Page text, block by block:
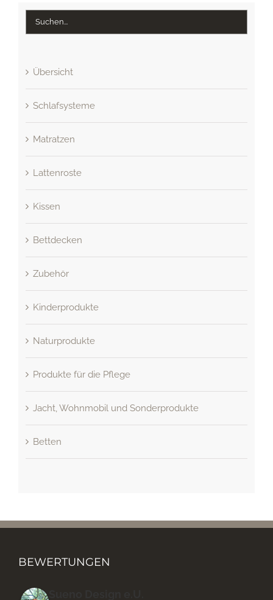
Übersicht
Schlafsysteme
Matratzen
Lattenroste
Kissen
Bettdecken
Zubehör
Kinderprodukte
Naturprodukte
Produkte für die Pflege
Jacht, Wohnmobil und Sonderprodukte
Betten
BEWERTUNGEN